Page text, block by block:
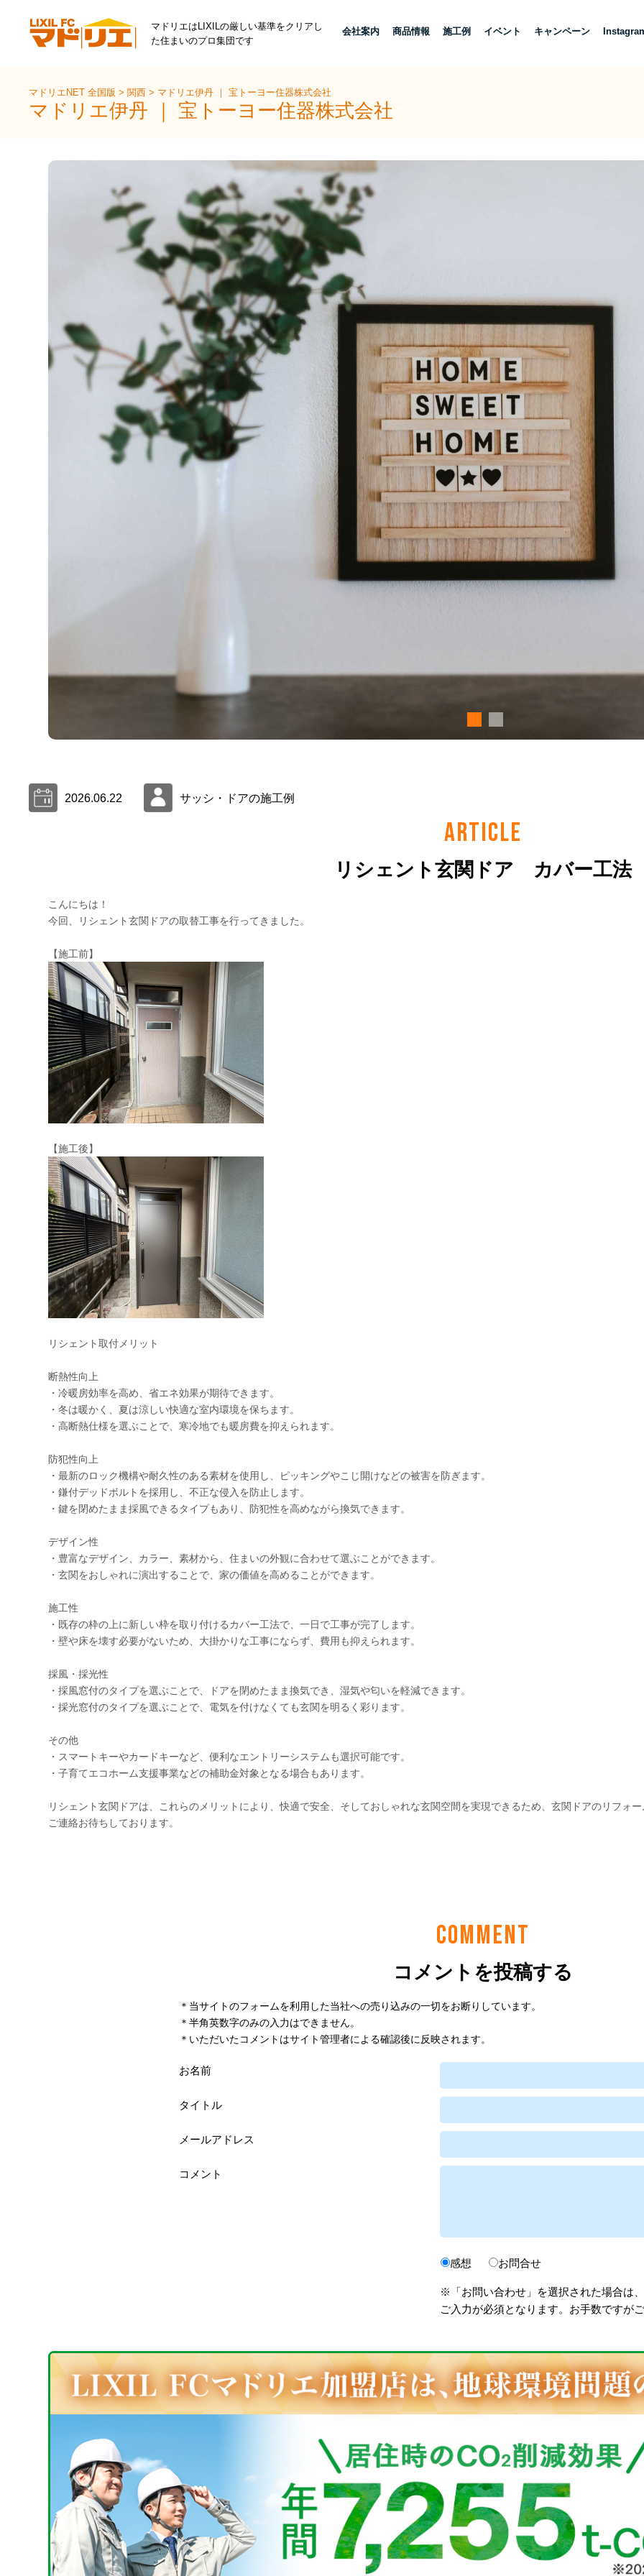
マドリエはLIXILの厳しい基準をクリアし
た住まいのプロ集団です
会社案内 商品情報 施工例 イベント キャンペーン
マドリエNET 全国版>関西> マドリエ伊丹 ｜ 宝トーヨー住器株式会社
マドリエ伊丹 ｜ 宝トーヨー住器株式会社
2026.06.22 サッシ・ドアの施工例
ARTICLE
リシェント玄関ドア カバー工法
COMMENT
コメントを投稿する
＊当サイトのフォームを利用した当社への売り込みの一切をお断りしています。
＊半角英数字のみの入力はできません。
＊いただいたコメントはサイト管理者による確認後に反映されます。
お名前
タイトル
メールアドレス
コメント
感想 お問合せ
※「お問い合わせ」を選択された場合は
ご入力が必須となります。お手数ですが